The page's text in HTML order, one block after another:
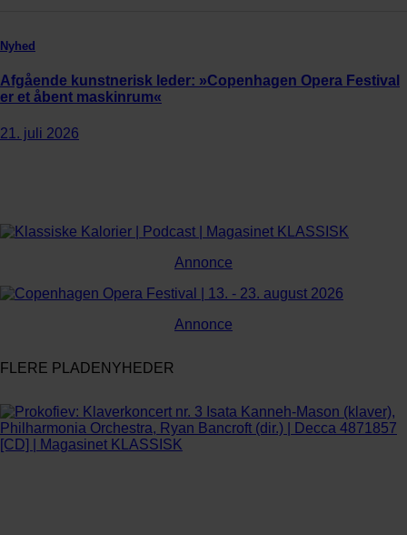
Nyhed
Afgående kunstnerisk leder: »Copenhagen Opera Festival
er et åbent maskinrum«
21. juli 2026
Annonce
Annonce
FLERE PLADENYHEDER